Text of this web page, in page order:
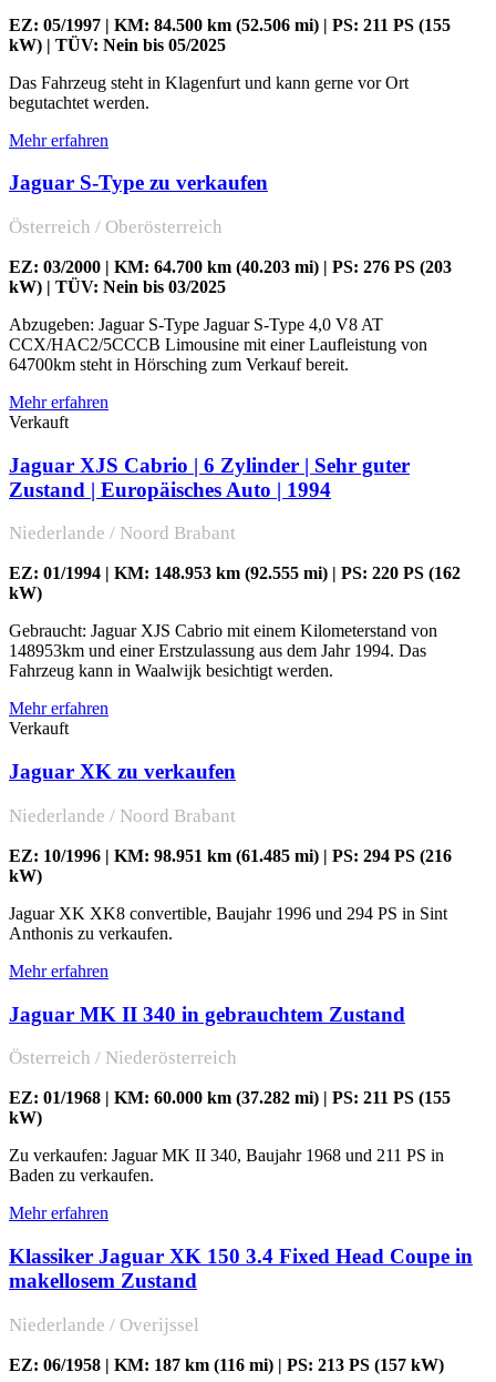
EZ: 05/1997 | KM: 84.500 km (52.506 mi) | PS: 211 PS (155
kW) | TÜV: Nein bis 05/2025
Das Fahrzeug steht in Klagenfurt und kann gerne vor Ort
begutachtet werden.
Mehr erfahren
Jaguar S-Type zu verkaufen
Österreich / Oberösterreich
EZ: 03/2000 | KM: 64.700 km (40.203 mi) | PS: 276 PS (203
kW) | TÜV: Nein bis 03/2025
Abzugeben: Jaguar S-Type Jaguar S-Type 4,0 V8 AT
CCX/HAC2/5CCCB Limousine mit einer Laufleistung von
64700km steht in Hörsching zum Verkauf bereit.
Mehr erfahren
Verkauft
Jaguar XJS Cabrio | 6 Zylinder | Sehr guter
Zustand | Europäisches Auto | 1994
Niederlande / Noord Brabant
EZ: 01/1994 | KM: 148.953 km (92.555 mi) | PS: 220 PS (162
kW)
Gebraucht: Jaguar XJS Cabrio mit einem Kilometerstand von
148953km und einer Erstzulassung aus dem Jahr 1994. Das
Fahrzeug kann in Waalwijk besichtigt werden.
Mehr erfahren
Verkauft
Jaguar XK zu verkaufen
Niederlande / Noord Brabant
EZ: 10/1996 | KM: 98.951 km (61.485 mi) | PS: 294 PS (216
kW)
Jaguar XK XK8 convertible, Baujahr 1996 und 294 PS in Sint
Anthonis zu verkaufen.
Mehr erfahren
Jaguar MK II 340 in gebrauchtem Zustand
Österreich / Niederösterreich
EZ: 01/1968 | KM: 60.000 km (37.282 mi) | PS: 211 PS (155
kW)
Zu verkaufen: Jaguar MK II 340, Baujahr 1968 und 211 PS in
Baden zu verkaufen.
Mehr erfahren
Klassiker Jaguar XK 150 3.4 Fixed Head Coupe in
makellosem Zustand
Niederlande / Overijssel
EZ: 06/1958 | KM: 187 km (116 mi) | PS: 213 PS (157 kW)